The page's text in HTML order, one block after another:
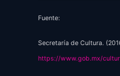
Fuente:
Secretaría de Cultura.
https://www.gob.mx/